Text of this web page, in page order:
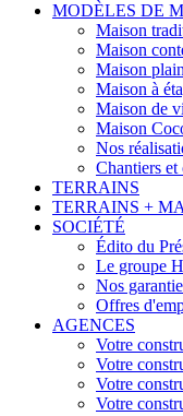
MODÈLES DE
Maison
Maison
Maison
Maison à
Maison de
Maison
Nos
Chantiers et
TERRAINS
TERRAINS +
SOCIÉTÉ
Édito du
Le groupe
Nos
Offres
AGENCES
Votre
Votre
Votre
Votre